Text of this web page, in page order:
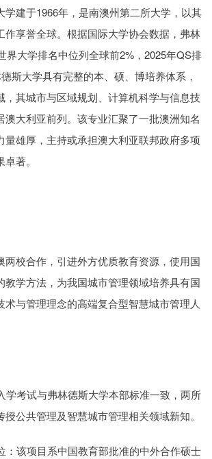
学建于1966年，是南澳州第二所大学，以其
作享誉全球。根据国际大学协会数据，弗林
界大学排名中位列全球前2%，2025年QS排
斯大学具有完整的本、硕、博培养体系，
，其城市与区域规划、计算机科学与信息技
澳大利亚前列。该专业汇聚了一批澳洲知名
量雄厚，主持或承担澳大利亚联邦政府多项
著。
两校合作，引进外方优质教育资源，使用国
教学方法，为我国城市管理领域培养具有国
术与管理理念的高端复合型智慧城市管理人
学考试与弗林德斯大学本部标准一致，两所
公共管理及智慧城市管理相关领域新知。
：该项目系中国教育部批准的中外合作硕士